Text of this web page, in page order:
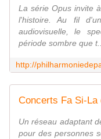
La série Opus invite
l'histoire. Au fil
audiovisuelle, le
période sombre que t...
Concerts Fa Si-La
Un réseau adaptant
pour des personnes